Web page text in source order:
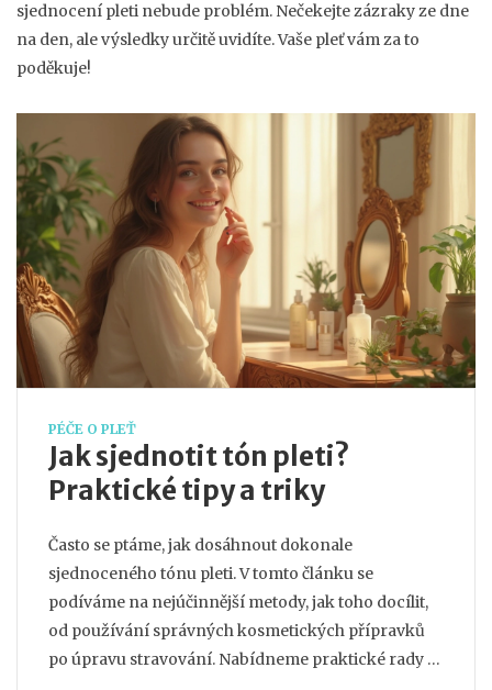
sjednocení pleti nebude problém. Nečekejte zázraky ze dne
na den, ale výsledky určitě uvidíte. Vaše pleť vám za to
poděkuje!
PÉČE O PLEŤ
Jak sjednotit tón pleti?
Praktické tipy a triky
Často se ptáme, jak dosáhnout dokonale
sjednoceného tónu pleti. V tomto článku se
podíváme na nejúčinnější metody, jak toho docílit,
od používání správných kosmetických přípravků
po úpravu stravování. Nabídneme praktické rady a